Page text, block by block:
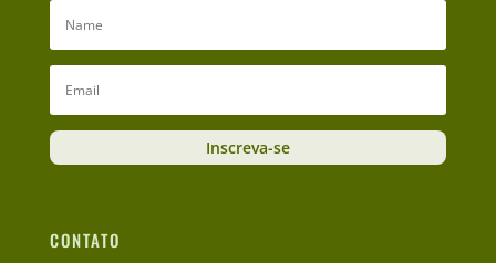
Inscreva-se
CONTATO